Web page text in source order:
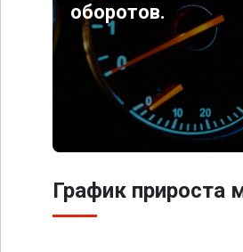
оборотов.
График прироста